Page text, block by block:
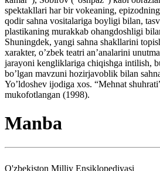
spektakllari har bir vokeaning,
qodir sahna vositalariga boyligi bilan,
plastikaning murakkab ohangdoshligi
Shuningdek, yangi sahna shakllarini
xarakter, o’zbek teatri an’analarini
jarayoni kengliklariga chiqishga intilish,
bo’lgan mavzuni hozirjavoblik bilan
Yo’ldoshev ijodiga xos. “Mehnat
mukofotlangan (1998).
Manba
O'zbekiston Milliy Ensiklopediyasi